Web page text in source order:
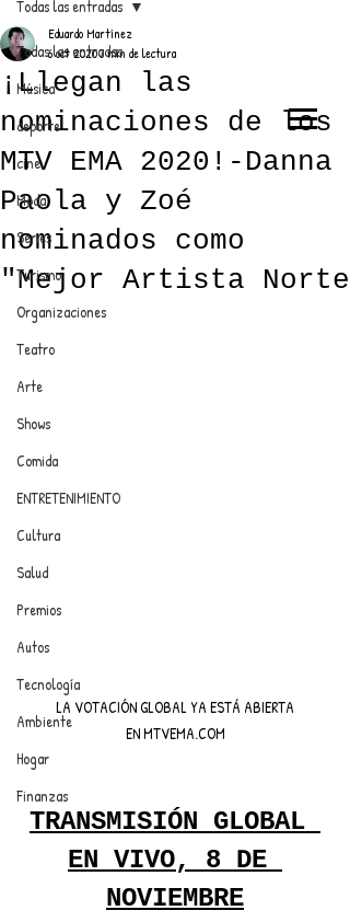
ANUNCIATE CON NOSOTROS
PARA MÁS INFORMACIÓN:
dinamicaseltrendytop@gmail.com
EL TRENDY TOP
CON EDDY MARTINEZ
Todas las entradas
Música
deporte
cine
Moda
Series
Turismo
Organizaciones
Teatro
Arte
Shows
Comida
ENTRETENIMIENTO
Cultura
Salud
Premios
Autos
Tecnología
Ambiente
Hogar
Finanzas
Todas las entradas
¡Llegan las
nominaciones de los
MTV EMA 2020!-Danna
Paola y Zoé
nominados como
"Mejor Artista Norte
Eduardo Martínez
6 oct 20203 min de lectura
EN MTVEMA.COM
TRANSMISIÓN GLOBAL
EN VIVO, 8 DE
NOVIEMBRE